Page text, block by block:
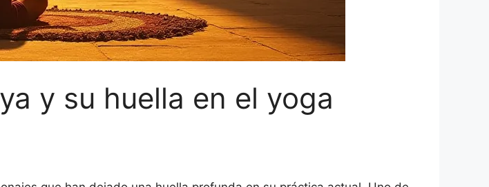
y su huella en el yoga